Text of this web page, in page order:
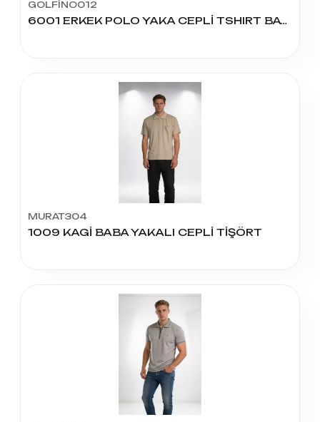
GOLFİNO012
6001 ERKEK POLO YAKA CEPLİ TSHIRT BATTAL
MURAT304
1009 KAGİ BABA YAKALI CEPLİ TİŞÖRT